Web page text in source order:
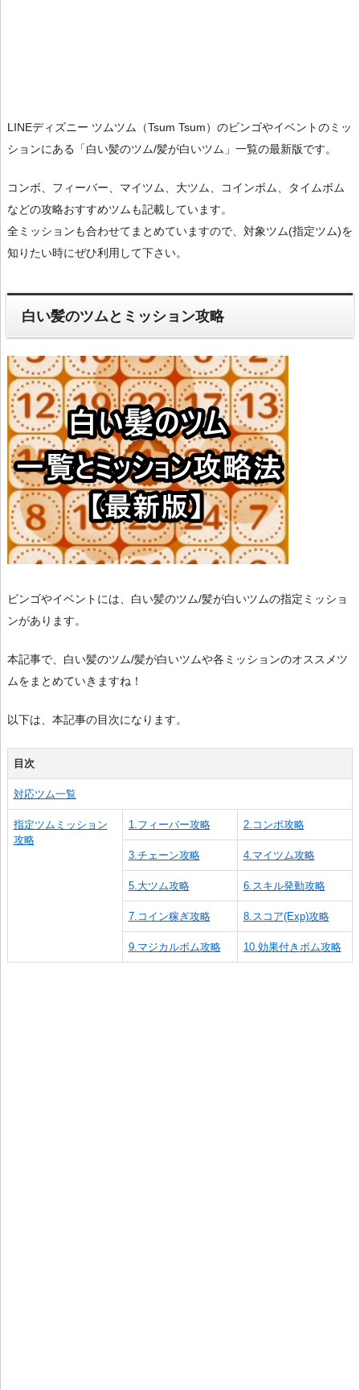
LINEディズニー ツムツム（Tsum Tsum）のビンゴやイベントのミッ
ションにある「白い髪のツム/髪が白いツム」一覧の最新版です。
コンボ、フィーバー、マイツム、大ツム、コインボム、タイムボム
などの攻略おすすめツムも記載しています。
全ミッションも合わせてまとめていますので、対象ツム(指定ツム)を
知りたい時にぜひ利用して下さい。
白い髪のツムとミッション攻略
ビンゴやイベントには、白い髪のツム/髪が白いツムの指定ミッショ
ンがあります。
本記事で、白い髪のツム/髪が白いツムや各ミッションのオススメツ
ムをまとめていきますね！
以下は、本記事の目次になります。
目次
対応ツム一覧
指定ツムミッション
攻略
1.フィーバー攻略 2.コンボ攻略
3.チェーン攻略 4.マイツム攻略
5.大ツム攻略 6.スキル発動攻略
7.コイン稼ぎ攻略 8.スコア(Exp)攻略
9.マジカルボム攻略 10.効果付きボム攻略